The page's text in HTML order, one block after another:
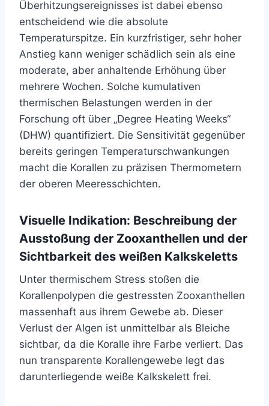
Überhitzungsereignisses ist dabei ebenso
entscheidend wie die absolute
Temperaturspitze. Ein kurzfristiger, sehr hoher
Anstieg kann weniger schädlich sein als eine
moderate, aber anhaltende Erhöhung über
mehrere Wochen. Solche kumulativen
thermischen Belastungen werden in der
Forschung oft über „Degree Heating Weeks“
(DHW) quantifiziert. Die Sensitivität gegenüber
bereits geringen Temperaturschwankungen
macht die Korallen zu präzisen Thermometern
der oberen Meeresschichten.
Visuelle Indikation: Beschreibung der
Ausstoßung der Zooxanthellen und der
Sichtbarkeit des weißen Kalkskeletts
Unter thermischem Stress stoßen die
Korallenpolypen die gestressten Zooxanthellen
massenhaft aus ihrem Gewebe ab. Dieser
Verlust der Algen ist unmittelbar als Bleiche
sichtbar, da die Koralle ihre Farbe verliert. Das
nun transparente Korallengewebe legt das
darunterliegende weiße Kalkskelett frei.